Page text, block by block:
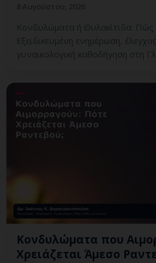
Κονδυλώματα ή Θυλακίτιδα: Πώς
Εξειδικευμένη ενημέρωση,
γυναικολογική καθοδήγηση στη
Κονδυλώματα που
Χρειάζεται Άμεσο